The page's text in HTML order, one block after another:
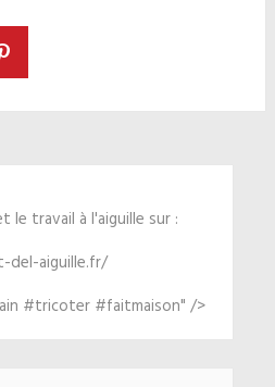
travail à l'aiguille sur :
aiguille.fr/
#tricoter #faitmaison" />